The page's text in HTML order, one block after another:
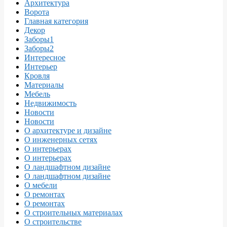
Архитектура
Ворота
Главная категория
Декор
Заборы1
Заборы2
Интересное
Интерьер
Кровля
Материалы
Мебель
Недвижимость
Новости
Новости
О архитектуре и дизайне
О инженерных сетях
О интерьерах
О интерьерах
О ландшафтном дизайне
О ландшафтном дизайне
О мебели
О ремонтах
О ремонтах
О строительных материалах
О строительстве